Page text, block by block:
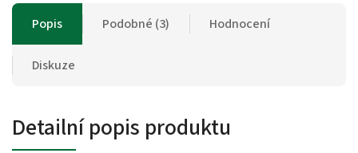
Popis Podobné (3) Hodnocení
Diskuze
Detailní popis produktu